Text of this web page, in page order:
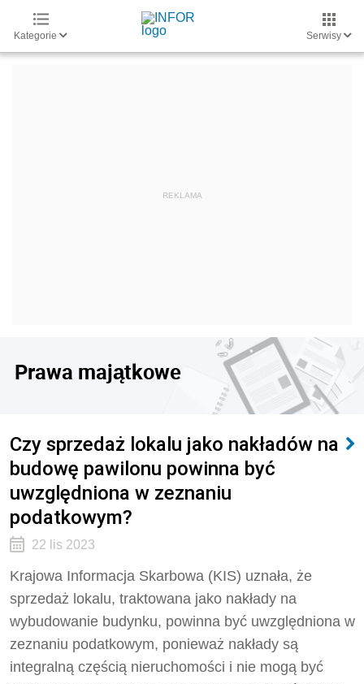
Kategorie Serwisy
Prawa majątkowe
Czy sprzedaż lokalu jako nakładów na
budowę pawilonu powinna być
uwzględniona w zeznaniu
podatkowym?
22 lis 2023
Krajowa Informacja Skarbowa (KIS) uznała, że
sprzedaż lokalu, traktowana jako nakłady na
wybudowanie budynku, powinna być uwzględniona w
zeznaniu podatkowym, ponieważ nakłady są
integralną częścią nieruchomości i nie mogą być